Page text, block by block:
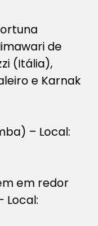
de
(Itália),
e Karnak
– Local:
em redor
Local: